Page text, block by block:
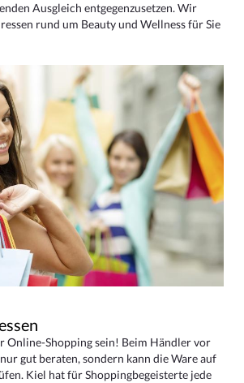
Ausgleich entgegenzusetzen. Wir
rund um Beauty und Wellness für Sie
Online-Shopping sein! Beim Händler vor
gut beraten, sondern kann die Ware auf
Kiel hat für Shoppingbegeisterte jede